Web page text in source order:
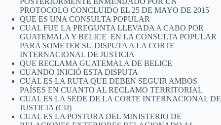
PROTOCOLO CONCLUIDO EL 25 DE MAYO DE 2015
QUE ES UNA CONSULTA POPULAR
CUAL FUE LA PREGUNTA LLEVADA A CABO POR
GUATEMALA Y BELICE EN LA CONSULTA POPULAR
PARA SOMETER SU DISPUTA A LA CORTE
INTERNACIONAL DE JUSTICIA
QUE RECLAMA GUATEMALA DE BELICE
CUANDO INICIÓ ESTA DISPUTA
CUAL ES LA RUTA QUE DEBEN SEGUIR AMBOS
PAÍSES EN CUANTO AL RECLAMO TERRITORIAL
CUAL ES LA SEDE DE LA CORTE INTERNACIONAL DE
JUSTICIA (CIJ)
CUAL ES LA POSTURA DEL MINISTERIO DE